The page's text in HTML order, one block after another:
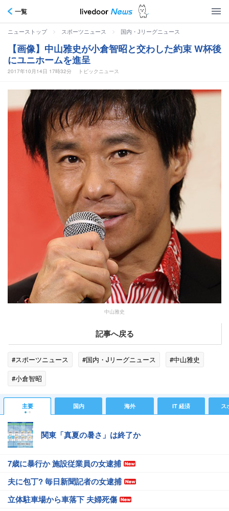
一覧
ニューストップ > スポーツニュース > 国内・Jリーグニュース
【画像】中山雅史が小倉智昭と交わした約束 W杯後
にユニホームを進呈
2017年10月14日 17時32分 トピックニュース
中山雅史
記事へ戻る
#スポーツニュース #国内・Jリーグニュース
#中山雅史
#小倉智昭
主要 国内 海外 IT 経済 ス
関東「真夏の暑さ」は終了か
7歳に暴行か 施設従業員の女逮捕
夫に包丁? 毎日新聞記者の女逮捕
立体駐車場から車落下 夫婦死傷